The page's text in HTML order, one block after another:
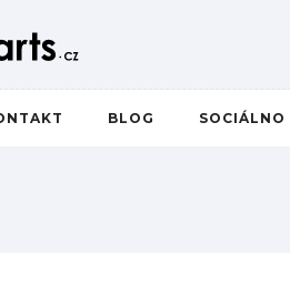
BLOG SOCIÁLNO